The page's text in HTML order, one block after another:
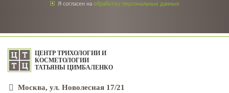
Я согласен на обработку персональных данных
ЦЕНТР ТРИХОЛОГИИ И
КОСМЕТОЛОГИИ
ТАТЬЯНЫ ЦИМБАЛЕНКО
Москва, ул. Новолесная 17/21